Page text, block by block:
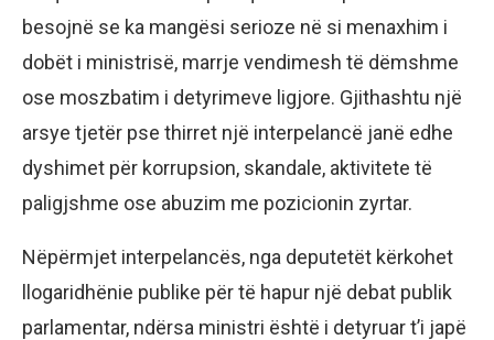
besojnë se ka mangësi serioze në si menaxhim i
dobët i ministrisë, marrje vendimesh të dëmshme
ose moszbatim i detyrimeve ligjore. Gjithashtu një
arsye tjetër pse thirret një interpelancë janë edhe
dyshimet për korrupsion, skandale, aktivitete të
paligjshme ose abuzim me pozicionin zyrtar.
Nëpërmjet interpelancës, nga deputetët kërkohet
llogaridhënie publike për të hapur një debat publik
parlamentar, ndërsa ministri është i detyruar t’i japë